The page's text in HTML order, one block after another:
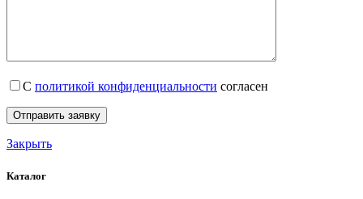
С политикой конфиденциальности согласен
Закрыть
Каталог